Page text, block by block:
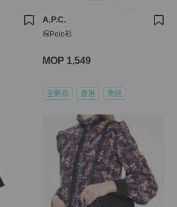
A.P.C.
棉Polo衫
MOP 1,549
全新品 香港 免運